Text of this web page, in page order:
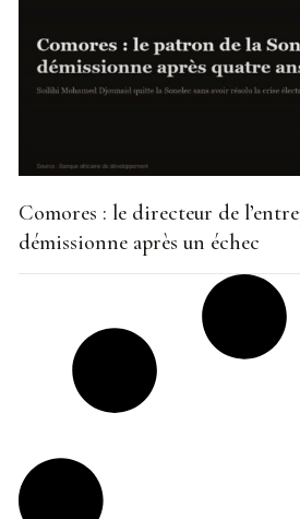
Comores : le directeur de
démissionne après un échec